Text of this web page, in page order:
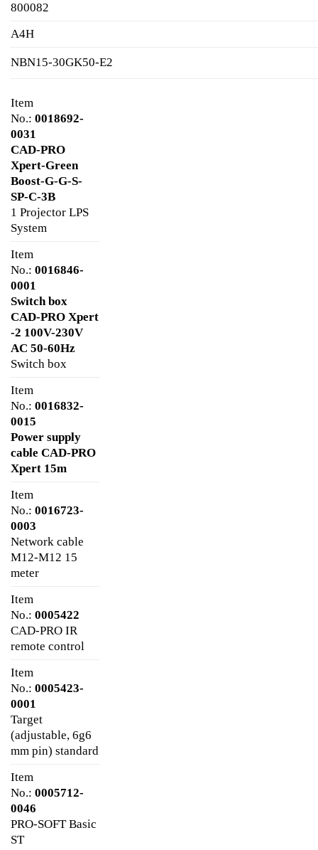
800082
A4H
NBN15-30GK50-E2
Item
No.: 0018692-
0031
CAD-PRO
Xpert-Green
Boost-G-G-S-
SP-C-3B
1 Projector LPS
System
Item
No.: 0016846-
0001
Switch box
CAD-PRO Xpert
-2 100V-230V
AC 50-60Hz
Switch box
Item
No.: 0016832-
0015
Power supply
cable CAD-PRO
Xpert 15m
Item
No.: 0016723-
0003
Network cable
M12-M12 15
meter
Item
No.: 0005422
CAD-PRO IR
remote control
Item
No.: 0005423-
0001
Target
(adjustable, 6g6
mm pin) standard
Item
No.: 0005712-
0046
PRO-SOFT Basic
ST